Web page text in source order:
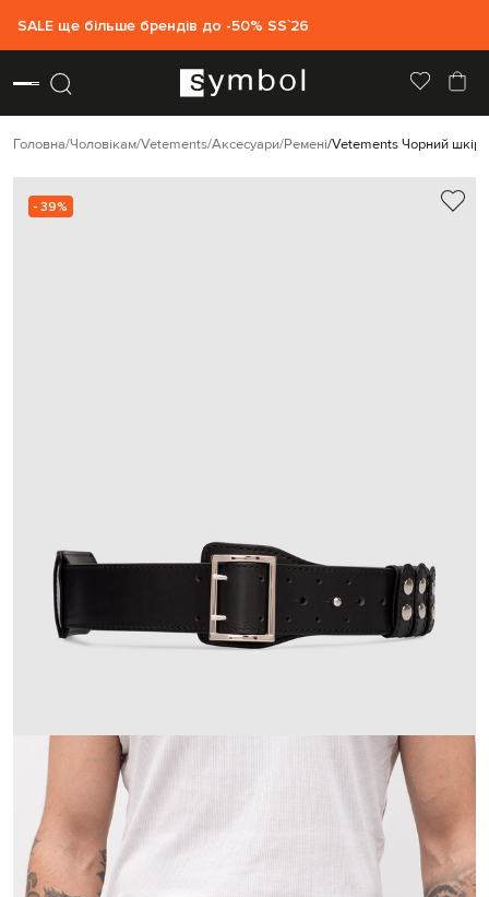
SALE ще більше брендів до -50% SS`26
Головна Чоловікам Vetements Аксесуари Ремені Vetements Чорний
- 39%